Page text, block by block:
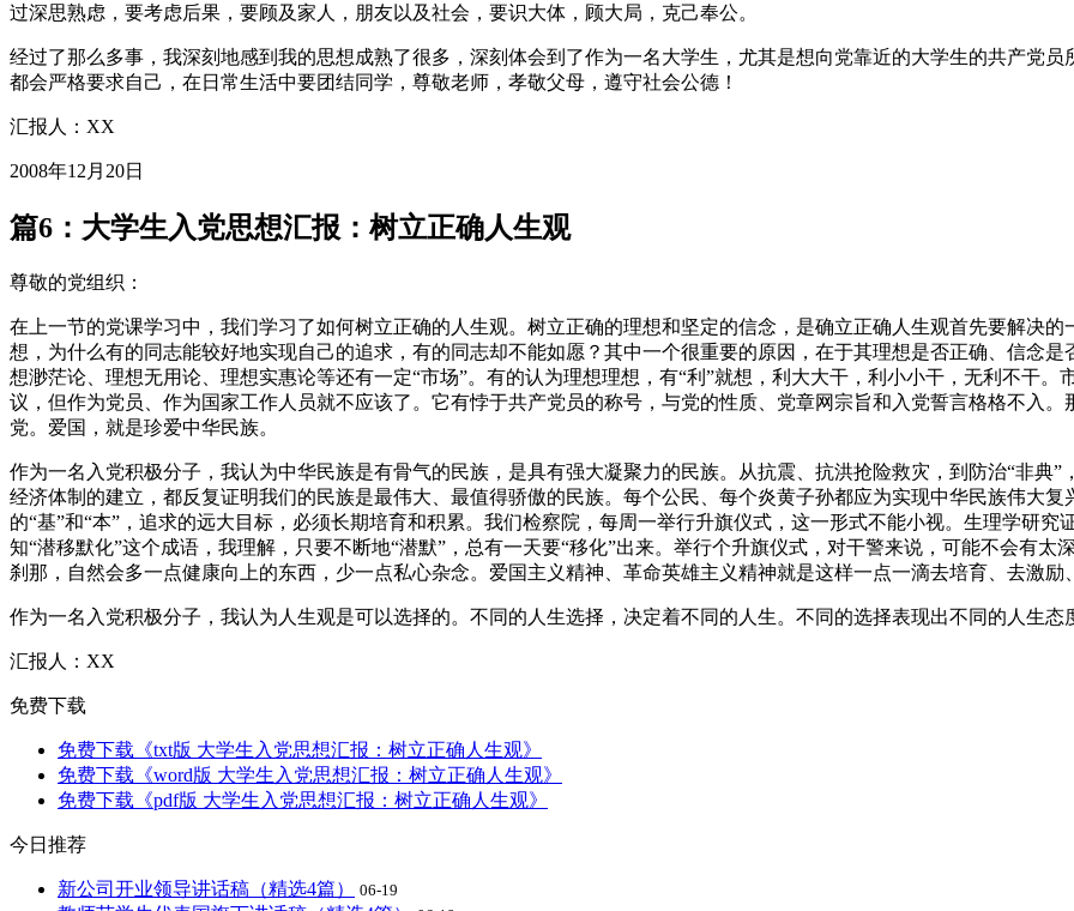
过深思熟虑，要考虑后果，要顾及家人，朋友以及社会，要识大体，顾大局，克己奉公。
经过了那么多事，我深刻地感到我的思想成熟了很多，深刻体会到了作为一名大学生，尤其是想向党靠近的大学生的共产党
都会严格要求自己，在日常生活中要团结同学，尊敬老师，孝敬父母，遵守社会公德！
汇报人：XX
2008年12月20日
篇6：大学生入党思想汇报：树立正确人生观
尊敬的党组织：
在上一节的党课学习中，我们学习了如何树立正确的人生观。树立正确的理想和坚定的信念，是确立正确人生观首先要解决
想，为什么有的同志能较好地实现自己的追求，有的同志却不能如愿？其中一个很重要的原因，在于其理想是否正确、信念
想渺茫论、理想无用论、理想实惠论等还有一定“市场”。有的认为理想理想，有“利”就想，利大大干，利小小干，无利不干
议，但作为党员、作为国家工作人员就不应该了。它有悖于共产党员的称号，与党的性质、党章网宗旨和入党誓言格格不入
党。爱国，就是珍爱中华民族。
作为一名入党积极分子，我认为中华民族是有骨气的民族，是具有强大凝聚力的民族。从抗震、抗洪抢险救灾，到防治“非典
经济体制的建立，都反复证明我们的民族是最伟大、最值得骄傲的民族。每个公民、每个炎黄子孙都应为实现中华民族伟大
的“基”和“本”，追求的远大目标，必须长期培育和积累。我们检察院，每周一举行升旗仪式，这一形式不能小视。生理学研
知“潜移默化”这个成语，我理解，只要不断地“潜默”，总有一天要“移化”出来。举行个升旗仪式，对干警来说，可能不会有
刹那，自然会多一点健康向上的东西，少一点私心杂念。爱国主义精神、革命英雄主义精神就是这样一点一滴去培育、去激励
作为一名入党积极分子，我认为人生观是可以选择的。不同的人生选择，决定着不同的人生。不同的选择表现出不同的人生态
汇报人：XX
免费下载
免费下载《txt版 大学生入党思想汇报：树立正确人生观》
免费下载《word版 大学生入党思想汇报：树立正确人生观》
免费下载《pdf版 大学生入党思想汇报：树立正确人生观》
今日推荐
新公司开业领导讲话稿（精选4篇） 06-19